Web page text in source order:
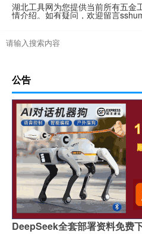
湖北工具网为您提供当前所有五金
情介绍。如有疑问，欢迎留言
公告
DeepSeek全套部署资料免费